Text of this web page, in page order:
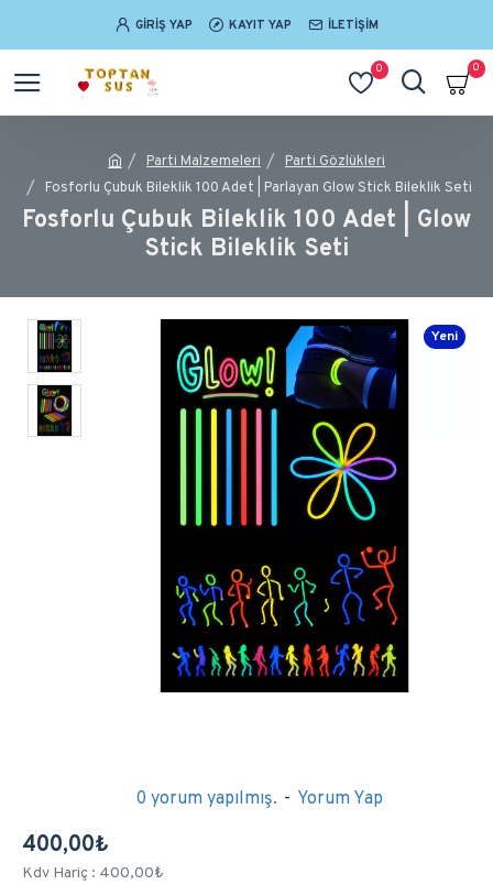
GIRIŞ YAP KAYIT YAP İLETIŞIM
0 0
Parti Malzemeleri
Parti Gözlükleri
Fosforlu Çubuk Bileklik 100 Adet | Parlayan Glow Stick Bileklik Seti
Fosforlu Çubuk Bileklik 100 Adet | Glow
Stick Bileklik Seti
Yeni
0 yorum yapılmış. - Yorum Yap
400,00₺
Kdv Hariç : 400,00₺